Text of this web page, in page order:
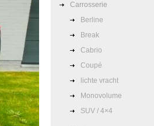
Carrosserie
Berline
Break
Cabrio
Coupé
lichte vracht
Monovolume
SUV / 4×4